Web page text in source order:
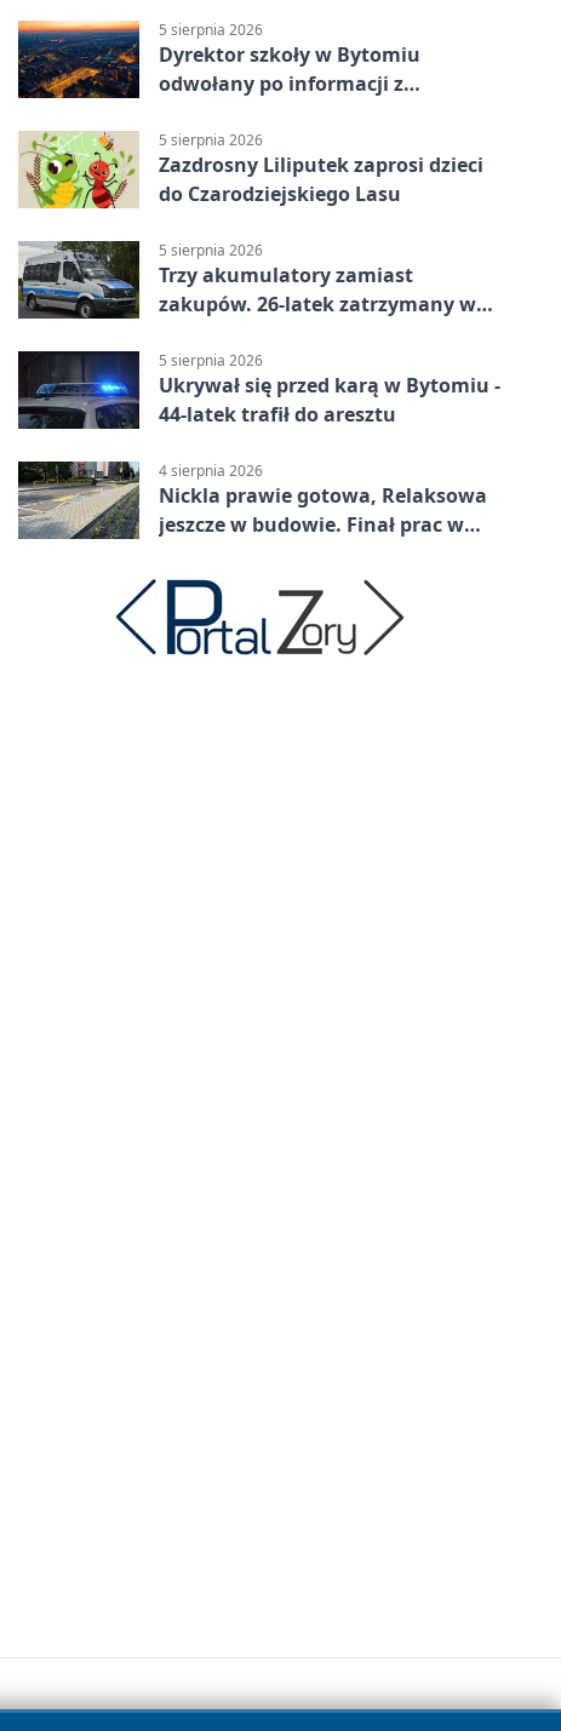
5 sierpnia 2026
Dyrektor szkoły w Bytomiu
odwołany po informacji z
5 sierpnia 2026
Zazdrosny Liliputek zaprosi dzieci
do Czarodziejskiego Lasu
5 sierpnia 2026
Trzy akumulatory zamiast
zakupów. 26-latek zatrzymany w
5 sierpnia 2026
Ukrywał się przed karą w Bytomiu -
44-latek trafił do aresztu
4 sierpnia 2026
Nickla prawie gotowa, Relaksowa
jeszcze w budowie. Finał prac w